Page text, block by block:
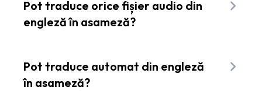
Pot traduce orice fișier audio din
engleză în asameză?
audio populare, astfel încât puteți traduce
aproape orice fișier audio din engleză în
asameză în câteva secunde, fără a părăsi
Pot traduce automat din engleză
în asameză?